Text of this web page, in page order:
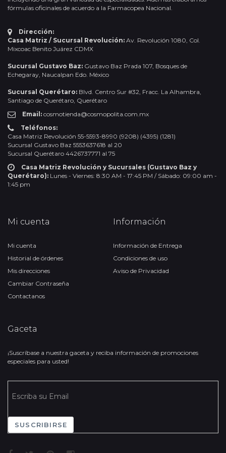
fórmulas oficinales de acuerdo a la Farmacopea Nacional.
Dirección:
Casa Matriz / Sucursal Revolución: Av. Revolución 1080, Col.
Mixcoac Benito Juárez CDMX
Sucursal Gustavo Baz: Gustavo Baz Prada 107, Bosques de
Echegaray, Naucalpan Edo. México
Sucursal Querétaro: Blvd. Centro Sur #32, Fracc. La Alhambra,
Santiago de Querétaro, Querétaro
Email: cosmotienda@cosmopolita.com.mx
Teléfonos:
Casa Matriz Revolución 55-5593-8990 (9208) (4395) (1281)
Sucursal Gustavo Baz 5553637618 al 20
Sucursal Querétaro 4426737771 al 75
Casa Matriz Revolución y Sucursales (Gustavo Baz y
Querétaro): Lunes - Viernes: 8:30 AM - 17:45 PM / Sábado: 09:00 am -
1:45 pm
Mi cuenta
Mi cuenta
Historial de órdenes
Mis direcciones
Cambiar Contraseña
Contactanos
Información
Información de Entrega
Condiciones de uso
Aviso de Privacidad
Gaceta
¡Suscríbase a nuestra gaceta y reciba información de promociones
especiales para usted!
SUSCRIBIRSE